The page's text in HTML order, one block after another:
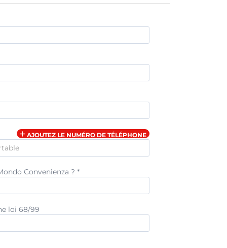
AJOUTEZ LE NUMÉRO DE TÉLÉPHONE
Convenienza ? *
loi 68/99